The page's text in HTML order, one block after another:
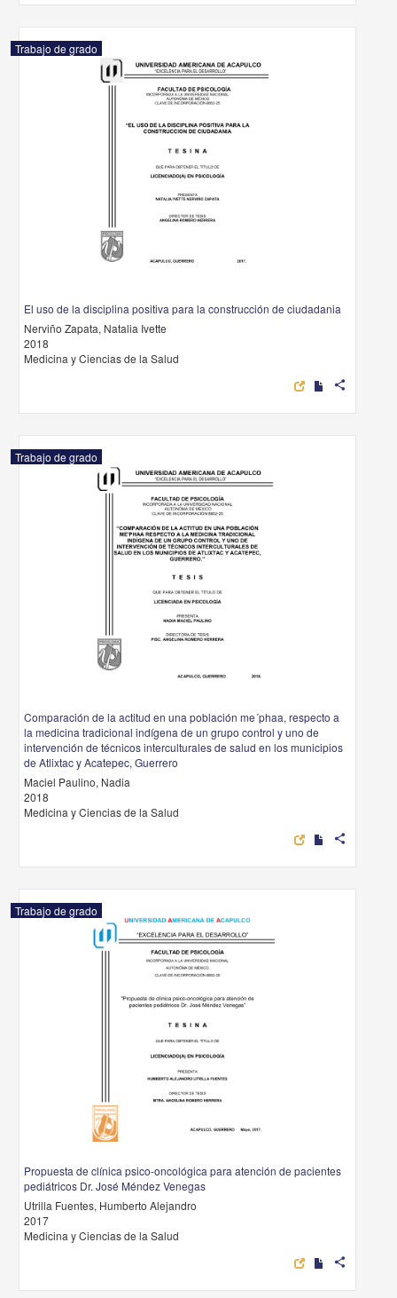
Trabajo de grado
El uso de la disciplina positiva para la construcción de ciudadania
Nerviño Zapata, Natalia Ivette
2018
Medicina y Ciencias de la Salud
share
Trabajo de grado
Comparación de la actitud en una población me´phaa, respecto a
la medicina tradicional indígena de un grupo control y uno de
intervención de técnicos interculturales de salud en los municipios
de Atlixtac y Acatepec, Guerrero
Maciel Paulino, Nadia
2018
Medicina y Ciencias de la Salud
share
Trabajo de grado
Propuesta de clínica psico-oncológica para atención de pacientes
pediátricos Dr. José Méndez Venegas
Utrilla Fuentes, Humberto Alejandro
2017
Medicina y Ciencias de la Salud
share